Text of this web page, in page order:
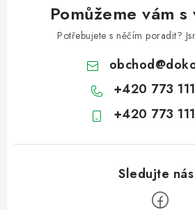
Pomůžeme vám
Potřebujete s něčím poradit?
obchod@
+420 773
+420 773